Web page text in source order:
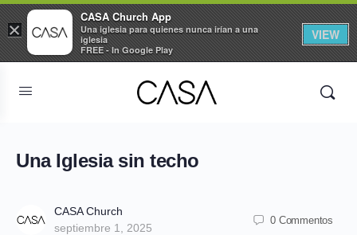
Una Iglesia sin techo
CASA Church
septiembre 1, 2025
0 Commentos
×
CASA Church App
Una iglesia para quienes nunca irían a una
iglesia
FREE - In Google Play
VIEW